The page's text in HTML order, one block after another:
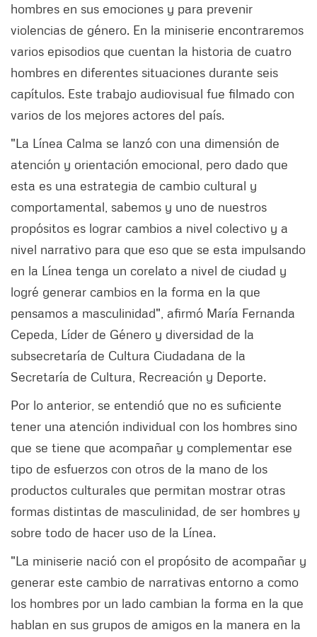
hombres en sus emociones y para prevenir
violencias de género. En la miniserie encontraremos
varios episodios que cuentan la historia de cuatro
hombres en diferentes situaciones durante seis
capítulos. Este trabajo audiovisual fue filmado con
varios de los mejores actores del país.
"La Línea Calma se lanzó con una dimensión de
atención y orientación emocional, pero dado que
esta es una estrategia de cambio cultural y
comportamental, sabemos y uno de nuestros
propósitos es lograr cambios a nivel colectivo y a
nivel narrativo para que eso que se esta impulsando
en la Línea tenga un corelato a nivel de ciudad y
logré generar cambios en la forma en la que
pensamos a masculinidad", afirmó María Fernanda
Cepeda, Líder de Género y diversidad de la
subsecretaría de Cultura Ciudadana de la
Secretaría de Cultura, Recreación y Deporte.
Por lo anterior, se entendió que no es suficiente
tener una atención individual con los hombres sino
que se tiene que acompañar y complementar ese
tipo de esfuerzos con otros de la mano de los
productos culturales que permitan mostrar otras
formas distintas de masculinidad, de ser hombres y
sobre todo de hacer uso de la Línea.
"La miniserie nació con el propósito de acompañar y
generar este cambio de narrativas entorno a como
los hombres por un lado cambian la forma en la que
hablan en sus grupos de amigos en la manera en la